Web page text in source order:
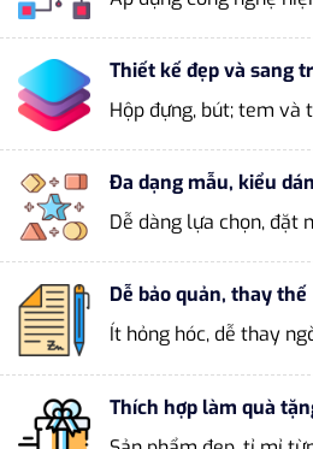
Thiết kế đẹp và sang
Hộp đựng, bút; tem và
Đa dạng mẫu, kiểu
Dễ dàng lựa chọn, đặt
Dễ bảo quản, thay thế
Ít hỏng hóc, dễ thay
Thích hợp làm quà